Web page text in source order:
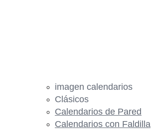
imagen calendarios
Clásicos
Calendarios de Pared
Calendarios con Faldilla